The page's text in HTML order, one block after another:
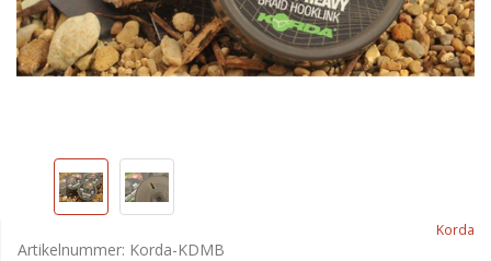
Korda
Artikelnummer: Korda-KDMB